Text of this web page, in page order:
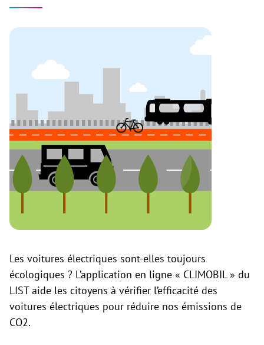
Les voitures électriques sont-elles toujours
écologiques ? L’application en ligne « CLIMOBIL » du
LIST aide les citoyens à vérifier l’efficacité des
voitures électriques pour réduire nos émissions de
CO2.